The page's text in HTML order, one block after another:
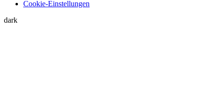
Cookie-Einstellungen
dark